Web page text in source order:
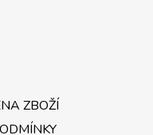
ZBOŽÍ